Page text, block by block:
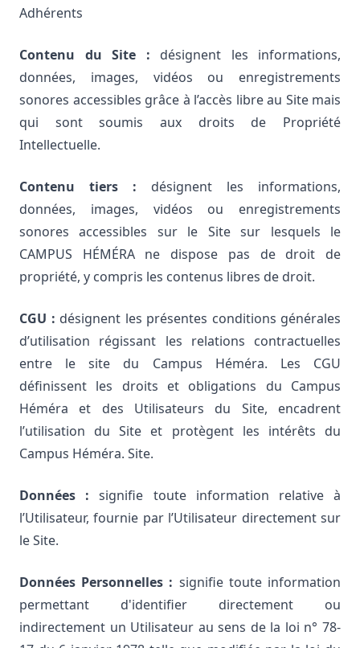
Adhérents
Contenu du Site : désignent les informations,
données, images, vidéos ou enregistrements
sonores accessibles grâce à l’accès libre au Site mais
qui sont soumis aux droits de Propriété
Intellectuelle.
Contenu tiers : désignent les informations,
données, images, vidéos ou enregistrements
sonores accessibles sur le Site sur lesquels le
CAMPUS HÉMÉRA ne dispose pas de droit de
propriété, y compris les contenus libres de droit.
CGU : désignent les présentes conditions générales
d’utilisation régissant les relations contractuelles
entre le site du Campus Héméra. Les CGU
définissent les droits et obligations du Campus
Héméra et des Utilisateurs du Site, encadrent
l’utilisation du Site et protègent les intérêts du
Campus Héméra. Site.
Données : signifie toute information relative à
l’Utilisateur, fournie par l’Utilisateur directement sur
le Site.
Données Personnelles : signifie toute information
permettant d'identifier directement ou
indirectement un Utilisateur au sens de la loi n° 78-